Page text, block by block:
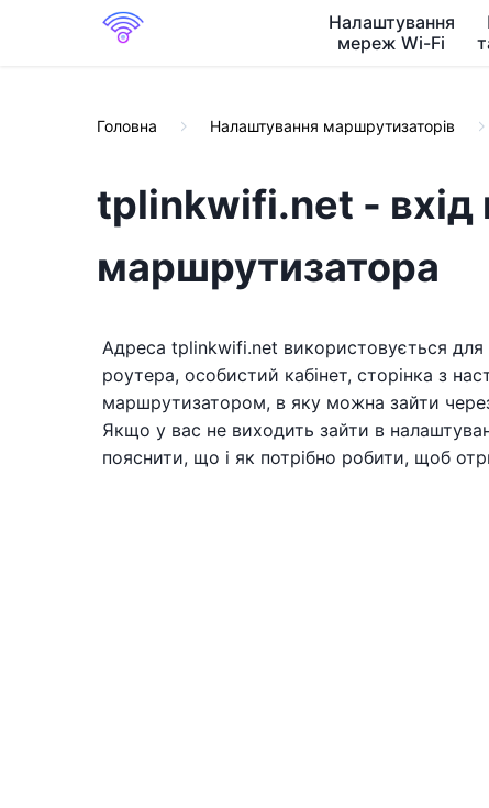
Налаштування
мереж Wi-Fi
Головна Налаштування маршрутизаторів
tplinkwifi.net - вхід
маршрутизатора
Адреса tplinkwifi.net використовується для
роутера, особистий кабінет, сторінка з
маршрутизатором, в яку можна зайти
Якщо у вас не виходить зайти в
пояснити, що і як потрібно робити, щоб